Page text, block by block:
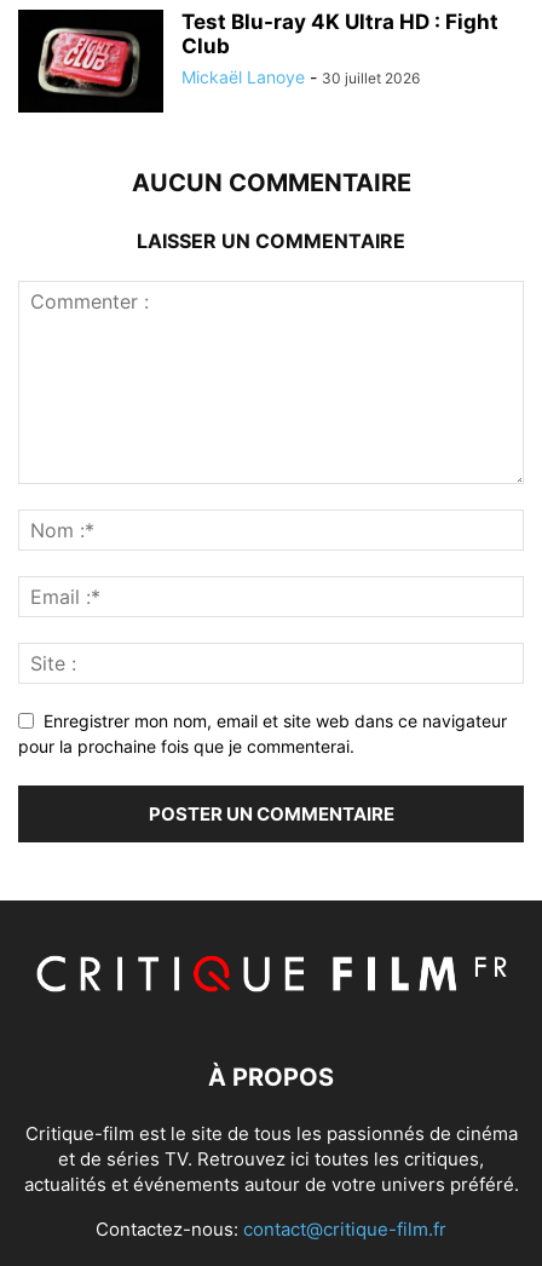
Test Blu-ray 4K Ultra HD : Fight
Club
Mickaël Lanoye - 30 juillet 2026
AUCUN COMMENTAIRE
LAISSER UN COMMENTAIRE
Enregistrer mon nom, email et site web dans ce navigateur
pour la prochaine fois que je commenterai.
À PROPOS
Critique-film est le site de tous les passionnés de cinéma
et de séries TV. Retrouvez ici toutes les critiques,
actualités et événements autour de votre univers préféré.
Contactez-nous: contact@critique-film.fr